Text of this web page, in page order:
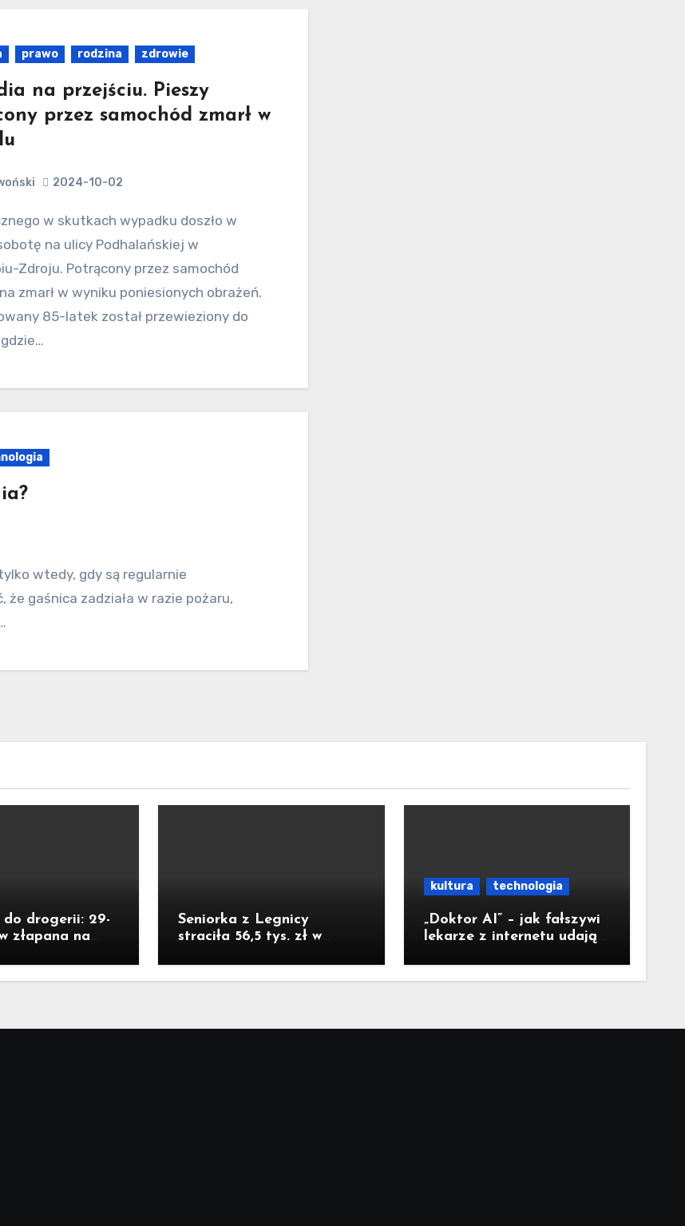
prawo rodzina zdrowie
na przejściu. Pieszy
przez samochód zmarł w
2024-10-02
na ulicy Podhalańskiej w
Zdroju. Potrącony przez samochód
zmarł w wyniku poniesionych obrażeń.
85-latek został przewieziony do
gaśnica zadziała w razie pożaru,
drogerii: 29-
złapana na
Seniorka z Legnicy
straciła 56,5 tys. zł w
kultura technologia
„Doktor AI” – jak fałszywi
lekarze z internetu udają
medyczną dezinformację